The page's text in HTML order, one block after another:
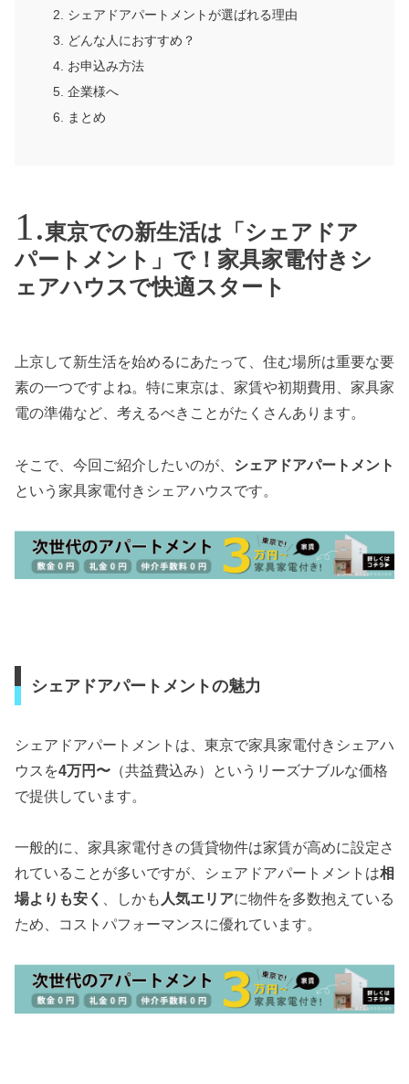
シェアドアパートメントが選ばれる理由
どんな人におすすめ？
お申込み方法
企業様へ
まとめ
東京での新生活は「シェアドア
パートメント」で！家具家電付きシ
ェアハウスで快適スタート
上京して新生活を始めるにあたって、住む場所は重要な要
素の一つですよね。特に東京は、家賃や初期費用、家具家
電の準備など、考えるべきことがたくさんあります。
そこで、今回ご紹介したいのが、 シェアドアパートメント
という家具家電付きシェアハウスです。
シェアドアパートメントの魅力
シェアドアパートメントは、東京で家具家電付きシェアハ
ウスを4万円〜 （共益費込み）というリーズナブルな価格
で提供しています。
一般的に、家具家電付きの賃貸物件は家賃が高めに設定さ
れていることが多いですが、シェアドアパートメントは相
場よりも安く
、しかも 人気エリアに物件を多数抱えている
ため、コストパフォーマンスに優れています。